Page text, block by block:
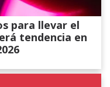
para llevar el
tendencia en